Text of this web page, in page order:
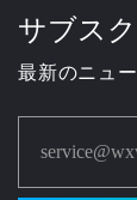
サブス
最新のニュ